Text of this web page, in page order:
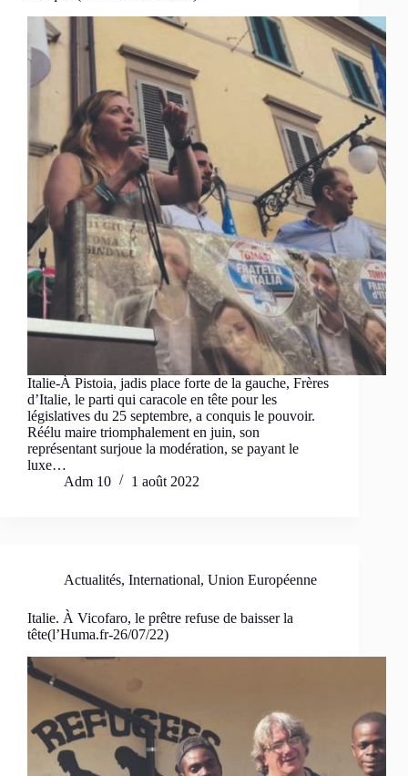
Italie-À Pistoia, jadis place forte de la gauche, Frères
d’Italie, le parti qui caracole en tête pour les
législatives du 25 septembre, a conquis le pouvoir.
Réélu maire triomphalement en juin, son
représentant surjoue la modération, se payant le
luxe…
Adm 10
1 août 2022
Actualités, International, Union Européenne
Italie. À Vicofaro, le prêtre refuse de baisser la
tête(l’Huma.fr-26/07/22)